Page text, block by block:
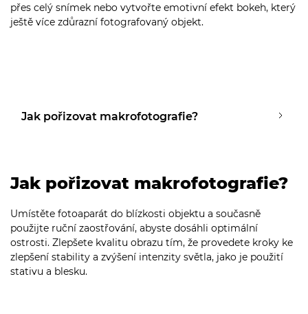
přes celý snímek nebo vytvořte emotivní efekt bokeh, který
ještě více zdůrazní fotografovaný objekt.
Jak pořizovat makrofotografie?
Jak pořizovat makrofotografie?
Umístěte fotoaparát do blízkosti objektu a současně
použijte ruční zaostřování, abyste dosáhli optimální
ostrosti. Zlepšete kvalitu obrazu tím, že provedete kroky ke
zlepšení stability a zvýšení intenzity světla, jako je použití
stativu a blesku.